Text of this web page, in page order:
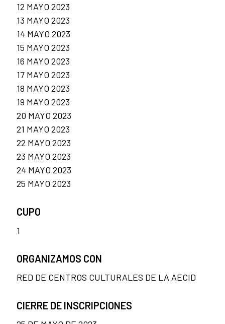
12 MAYO 2023
13 MAYO 2023
14 MAYO 2023
15 MAYO 2023
16 MAYO 2023
17 MAYO 2023
18 MAYO 2023
19 MAYO 2023
20 MAYO 2023
21 MAYO 2023
22 MAYO 2023
23 MAYO 2023
24 MAYO 2023
25 MAYO 2023
CUPO
1
ORGANIZAMOS CON
RED DE CENTROS CULTURALES DE LA AECID
CIERRE DE INSCRIPCIONES